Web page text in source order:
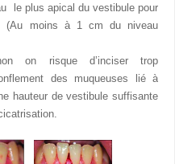
le plus apical du vestibule pour
(Au moins à 1 cm du niveau
on risque d’inciser trop
des muqueuses lié à
hauteur de vestibule suffisante